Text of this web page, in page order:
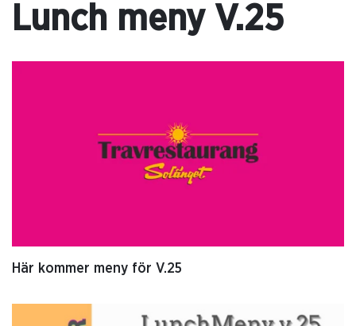
Lunch meny V.25
Här kommer meny för V.25